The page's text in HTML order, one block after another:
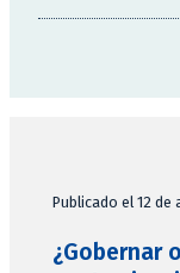
Publicado el 12 de
¿Gobernar